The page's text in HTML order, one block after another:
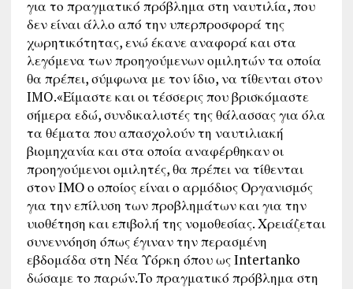
για το πραγματικό πρόβλημα στη ναυτιλία, που
δεν είναι άλλο από την υπερπροσφορά της
χωρητικότητας, ενώ έκανε αναφορά και στα
λεγόμενα των προηγούμενων ομιλητών τα οποία
θα πρέπει, σύμφωνα με τον ίδιο, να τίθενται στον
IMO.«Είμαστε και οι τέσσερις που βρισκόμαστε
σήμερα εδώ, συνδικαλιστές της θάλασσας για όλα
τα θέματα που απασχολούν τη ναυτιλιακή
βιομηχανία και στα οποία αναφέρθηκαν οι
προηγούμενοι ομιλητές, θα πρέπει να τίθενται
στον ΙΜΟ ο οποίος είναι ο αρμόδιος Οργανισμός
για την επίλυση των προβλημάτων και για την
υιοθέτηση και επιβολή της νομοθεσίας. Χρειάζεται
συνεννόηση όπως έγιναν την περασμένη
εβδομάδα στη Νέα Υόρκη όπου ως Ιntertanko
δώσαμε το παρών.Το πραγματικό πρόβλημα στη